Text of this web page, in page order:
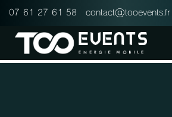
07 61 27 61 58 contact@tooevents.fr
Panneau de gestion des cookies